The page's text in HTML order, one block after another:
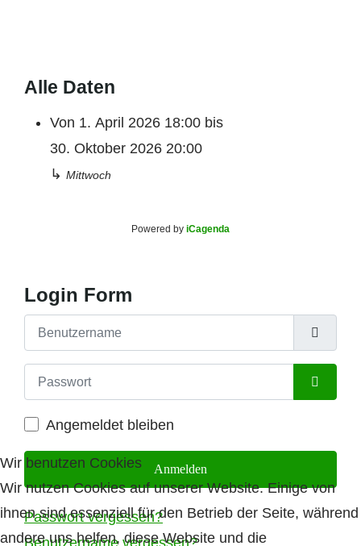
Login Form
Benutzername
Passwort
Angemeldet bleiben
Anmelden
Passwort vergessen?
Benutzername vergessen?
Alle Daten
Von 1. April 2026 18:00 bis
30. Oktober 2026 20:00
↳ Mittwoch
Powered by iCagenda
Wir benutzen Cookies
Wir nutzen Cookies auf unserer Website. Einige von
ihnen sind essenziell für den Betrieb der Seite, während
andere uns helfen, diese Website und die